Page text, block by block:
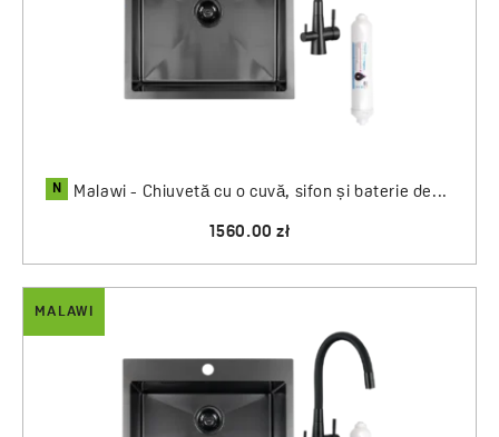
N Malawi - Chiuvetă cu o cuvă, sifon și baterie de...
1560.00 zł
MALAWI